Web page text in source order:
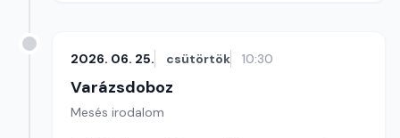
2026. 06. 25. csütörtök 10:30
Varázsdoboz
Mesés irodalom